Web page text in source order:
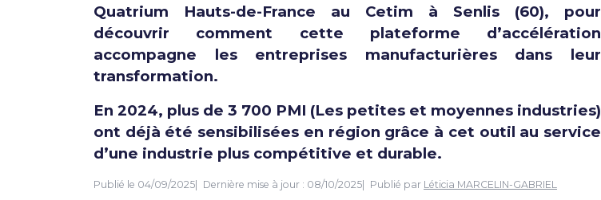
Quatrium Hauts-de-France au Cetim à Senlis (60), pour
découvrir comment cette plateforme d’accélération
accompagne les entreprises manufacturières dans leur
transformation.
En 2024, plus de 3 700 PMI (Les petites et moyennes industries)
ont déjà été sensibilisées en région grâce à cet outil au service
d’une industrie plus compétitive et durable.
Publié le 04/09/2025 Dernière mise à jour : 08/10/2025 Publié par Léticia MARCELIN-GABRIEL